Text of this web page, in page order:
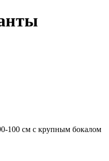
100 см с крупным бокалом